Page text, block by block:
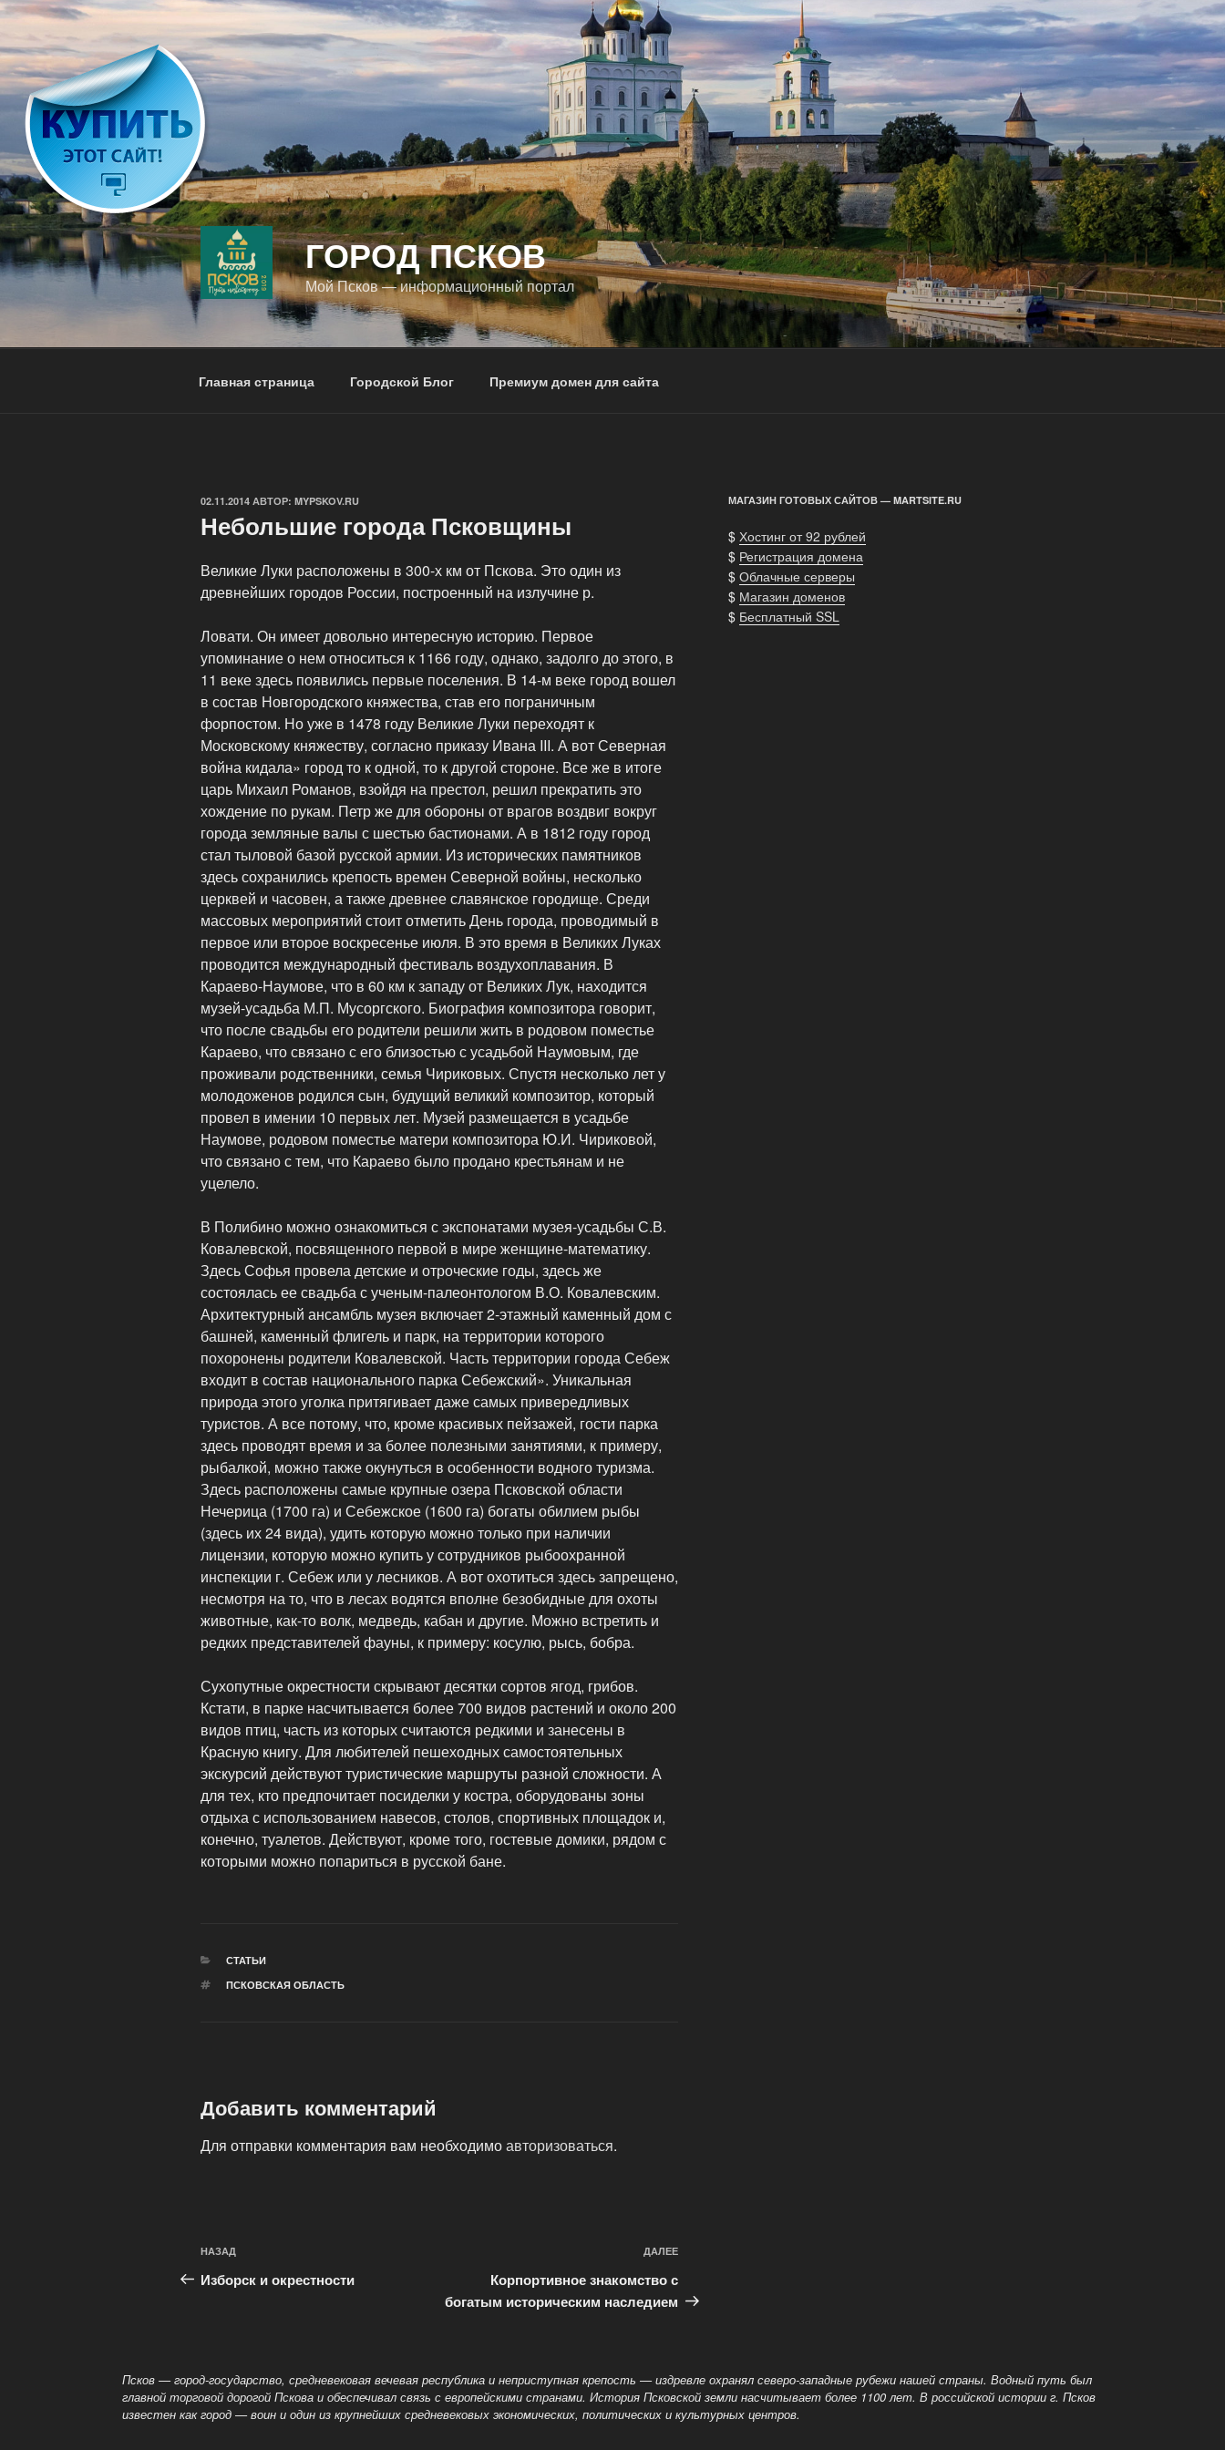
Перейти
содержимому
ГОРОД ПСКОВ
Мой Псков — информационный портал
Главная страница Городской Блог Премиум домен для сайта
ОПУБЛИКОВАНО
02.11.2014 АВТОР: MYPSKOV.RU
Небольшие города Псковщины
Великие Луки расположены в 300-х км от Пскова. Это один из
древнейших городов России, построенный на излучине р.
Ловати. Он имеет довольно интересную историю. Первое
упоминание о нем относиться к 1166 году, однако, задолго до этого, в
11 веке здесь появились первые поселения. В 14-м веке город вошел
в состав Новгородского княжества, став его пограничным
форпостом. Но уже в 1478 году Великие Луки переходят к
Московскому княжеству, согласно приказу Ивана III. А вот Северная
война кидала» город то к одной, то к другой стороне. Все же в итоге
царь Михаил Романов, взойдя на престол, решил прекратить это
хождение по рукам. Петр же для обороны от врагов воздвиг вокруг
города земляные валы с шестью бастионами. А в 1812 году город
стал тыловой базой русской армии. Из исторических памятников
здесь сохранились крепость времен Северной войны, несколько
церквей и часовен, а также древнее славянское городище. Среди
массовых мероприятий стоит отметить День города, проводимый в
первое или второе воскресенье июля. В это время в Великих Луках
проводится международный фестиваль воздухоплавания. В
Караево-Наумове, что в 60 км к западу от Великих Лук, находится
музей-усадьба М.П. Мусоргского. Биография композитора говорит,
что после свадьбы его родители решили жить в родовом поместье
Караево, что связано с его близостью с усадьбой Наумовым, где
проживали родственники, семья Чириковых. Спустя несколько лет у
молодоженов родился сын, будущий великий композитор, который
провел в имении 10 первых лет. Музей размещается в усадьбе
Наумове, родовом поместье матери композитора Ю.И. Чириковой,
что связано с тем, что Караево было продано крестьянам и не
уцелело.
В Полибино можно ознакомиться с экспонатами музея-усадьбы С.В.
Ковалевской, посвященного первой в мире женщине-математику.
Здесь Софья провела детские и отроческие годы, здесь же
состоялась ее свадьба с ученым-палеонтологом В.О. Ковалевским.
Архитектурный ансамбль музея включает 2-этажный каменный дом с
башней, каменный флигель и парк, на территории которого
похоронены родители Ковалевской. Часть территории города Себеж
входит в состав национального парка Себежский». Уникальная
природа этого уголка притягивает даже самых привередливых
туристов. А все потому, что, кроме красивых пейзажей, гости парка
здесь проводят время и за более полезными занятиями, к примеру,
рыбалкой, можно также окунуться в особенности водного туризма.
Здесь расположены самые крупные озера Псковской области
Нечерица (1700 га) и Себежское (1600 га) богаты обилием рыбы
(здесь их 24 вида), удить которую можно только при наличии
лицензии, которую можно купить у сотрудников рыбоохранной
инспекции г. Себеж или у лесников. А вот охотиться здесь запрещено,
несмотря на то, что в лесах водятся вполне безобидные для охоты
животные, как-то волк, медведь, кабан и другие. Можно встретить и
редких представителей фауны, к примеру: косулю, рысь, бобра.
Сухопутные окрестности скрывают десятки сортов ягод, грибов.
Кстати, в парке насчитывается более 700 видов растений и около 200
видов птиц, часть из которых считаются редкими и занесены в
Красную книгу. Для любителей пешеходных самостоятельных
экскурсий действуют туристические маршруты разной сложности. А
для тех, кто предпочитает посиделки у костра, оборудованы зоны
отдыха с использованием навесов, столов, спортивных площадок и,
конечно, туалетов. Действуют, кроме того, гостевые домики, рядом с
которыми можно попариться в русской бане.
РУБРИКИ
СТАТЬИ
МЕТКИ
ПСКОВСКАЯ ОБЛАСТЬ
Добавить комментарий
Для отправки комментария вам необходимоавторизоваться.
Навигация
по
Предыдущая
запись:
НАЗАД
Изборск и окрестности
ДАЛЕЕ
Корпортивное знакомство с
богатым историческим наследием
МАГАЗИН ГОТОВЫХ САЙТОВ — MARTSITE.RU
$ Хостинг от 92 рублей
$ Регистрация домена
$ Облачные серверы
$ Магазин доменов
$ Бесплатный SSL
Псков — город-государство, средневековая вечевая республика и неприступная крепость — издревлеохранял северо-западные рубежи нашей страны. Водный путь был
главной торговой дорогой Пскова и обеспечивал связь с европейскими странами. История Псковской земли насчитывает более 1100 лет. В российской истории г. Псков
известен как город— воин и один из крупнейших средневековых экономических, политических и культурных центров.